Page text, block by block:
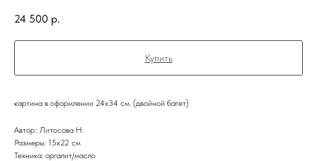
24 500 р.
Купить
картина в оформлении 24х34 см. (двойной багет)
Автор:: Литосова Н.
Размеры: 15x22 см
Техника: оргалит/масло